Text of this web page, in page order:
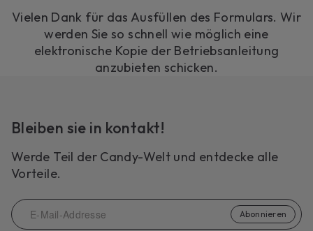
Vielen Dank für das Ausfüllen des Formulars. Wir
werden Sie so schnell wie möglich eine
elektronische Kopie der Betriebsanleitung
anzubieten schicken.
Bleiben sie in kontakt!
Werde Teil der Candy-Welt und entdecke alle
Vorteile.
Abonnieren